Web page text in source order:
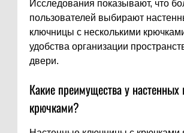
Исследования показывают, что
пользователей выбирают
ключницы с несколькими
удобства организации
двери.
Какие преимущества у
крючками?